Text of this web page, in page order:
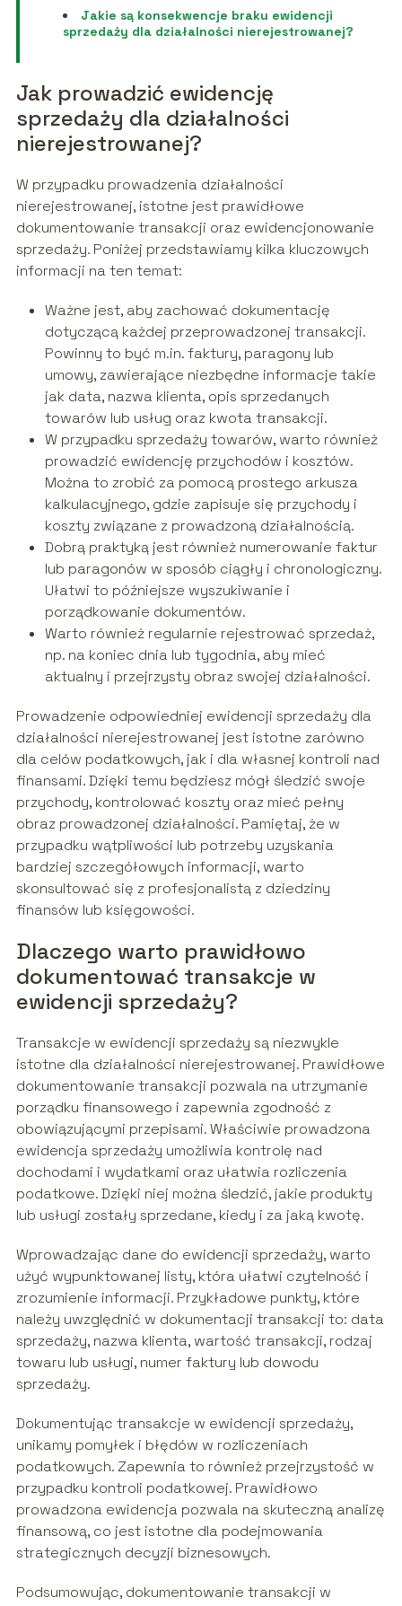
Jakie są konsekwencje braku ewidencji
sprzedaży dla działalności nierejestrowanej?
Jak prowadzić ewidencję
sprzedaży dla działalności
nierejestrowanej?
W przypadku prowadzenia działalności
nierejestrowanej, istotne jest prawidłowe
dokumentowanie transakcji oraz ewidencjonowanie
sprzedaży. Poniżej przedstawiamy kilka kluczowych
informacji na ten temat:
Ważne jest, aby zachować dokumentację
dotyczącą każdej przeprowadzonej transakcji.
Powinny to być m.in. faktury, paragony lub
umowy, zawierające niezbędne informacje takie
jak data, nazwa klienta, opis sprzedanych
towarów lub usług oraz kwota transakcji.
W przypadku sprzedaży towarów, warto również
prowadzić ewidencję przychodów i kosztów.
Można to zrobić za pomocą prostego arkusza
kalkulacyjnego, gdzie zapisuje się przychody i
koszty związane z prowadzoną działalnością.
Dobrą praktyką jest również numerowanie faktur
lub paragonów w sposób ciągły i chronologiczny.
Ułatwi to późniejsze wyszukiwanie i
porządkowanie dokumentów.
Warto również regularnie rejestrować sprzedaż,
np. na koniec dnia lub tygodnia, aby mieć
aktualny i przejrzysty obraz swojej działalności.
Prowadzenie odpowiedniej ewidencji sprzedaży dla
działalności nierejestrowanej jest istotne zarówno
dla celów podatkowych, jak i dla własnej kontroli nad
finansami. Dzięki temu będziesz mógł śledzić swoje
przychody, kontrolować koszty oraz mieć pełny
obraz prowadzonej działalności. Pamiętaj, że w
przypadku wątpliwości lub potrzeby uzyskania
bardziej szczegółowych informacji, warto
skonsultować się z profesjonalistą z dziedziny
finansów lub księgowości.
Dlaczego warto prawidłowo
dokumentować transakcje w
ewidencji sprzedaży?
Transakcje w ewidencji sprzedaży są niezwykle
istotne dla działalności nierejestrowanej. Prawidłowe
dokumentowanie transakcji pozwala na utrzymanie
porządku finansowego i zapewnia zgodność z
obowiązującymi przepisami. Właściwie prowadzona
ewidencja sprzedaży umożliwia kontrolę nad
dochodami i wydatkami oraz ułatwia rozliczenia
podatkowe. Dzięki niej można śledzić, jakie produkty
lub usługi zostały sprzedane, kiedy i za jaką kwotę.
Wprowadzając dane do ewidencji sprzedaży, warto
użyć wypunktowanej listy, która ułatwi czytelność i
zrozumienie informacji. Przykładowe punkty, które
należy uwzględnić w dokumentacji transakcji to: data
sprzedaży, nazwa klienta, wartość transakcji, rodzaj
towaru lub usługi, numer faktury lub dowodu
sprzedaży.
Dokumentując transakcje w ewidencji sprzedaży,
unikamy pomyłek i błędów w rozliczeniach
podatkowych. Zapewnia to również przejrzystość w
przypadku kontroli podatkowej. Prawidłowo
prowadzona ewidencja pozwala na skuteczną analizę
finansową, co jest istotne dla podejmowania
strategicznych decyzji biznesowych.
Podsumowując, dokumentowanie transakcji w